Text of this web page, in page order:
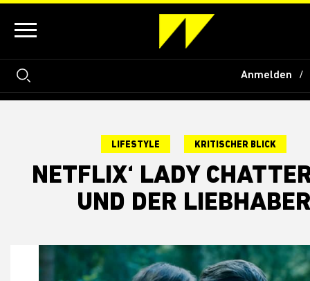
Anmelden
LIFESTYLE KRITISCHER BLICK
NETFLIX‘ LADY
UND DER